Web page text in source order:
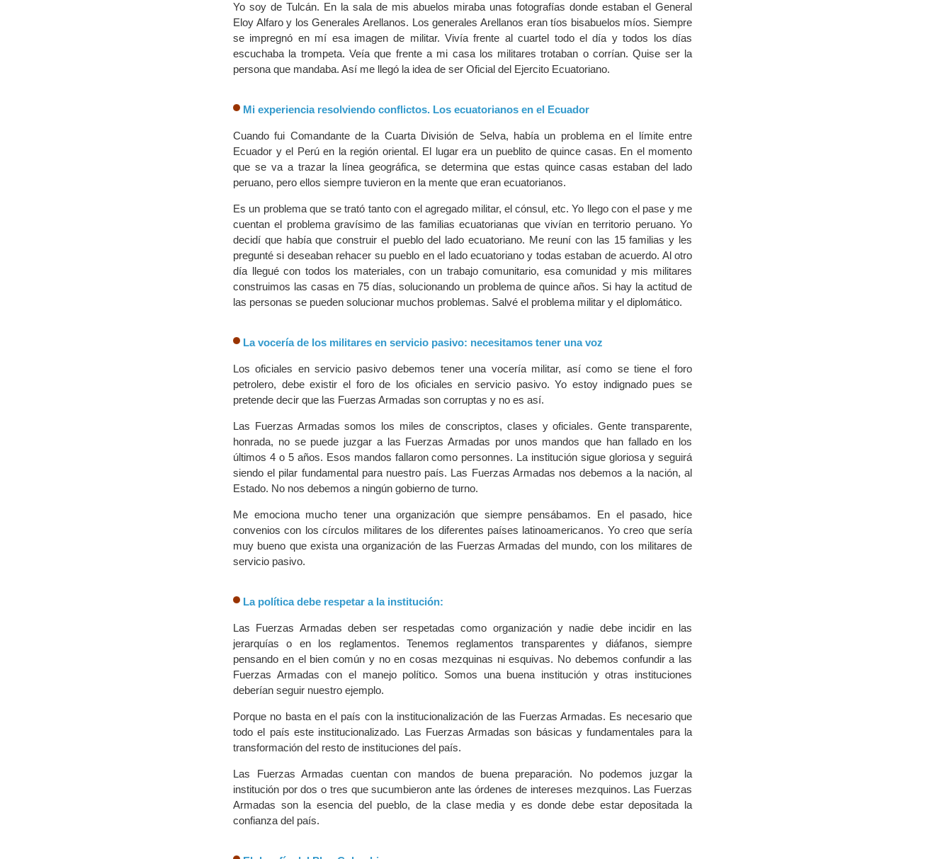
Yo soy de Tulcán. En la sala de mis abuelos miraba unas fotografías donde estaban el General
Eloy Alfaro y los Generales Arellanos. Los generales Arellanos eran tíos bisabuelos míos. Siempre
se impregnó en mí esa imagen de militar. Vivía frente al cuartel todo el día y todos los días
escuchaba la trompeta. Veía que frente a mi casa los militares trotaban o corrían. Quise ser la
persona que mandaba. Así me llegó la idea de ser Oficial del Ejercito Ecuatoriano.
Mi experiencia resolviendo conflictos. Los ecuatorianos en el Ecuador
Cuando fui Comandante de la Cuarta División de Selva, había un problema en el límite entre
Ecuador y el Perú en la región oriental. El lugar era un pueblito de quince casas. En el momento
que se va a trazar la línea geográfica, se determina que estas quince casas estaban del lado
peruano, pero ellos siempre tuvieron en la mente que eran ecuatorianos.
Es un problema que se trató tanto con el agregado militar, el cónsul, etc. Yo llego con el pase y me
cuentan el problema gravísimo de las familias ecuatorianas que vivían en territorio peruano. Yo
decidí que había que construir el pueblo del lado ecuatoriano. Me reuní con las 15 familias y les
pregunté si deseaban rehacer su pueblo en el lado ecuatoriano y todas estaban de acuerdo. Al otro
día llegué con todos los materiales, con un trabajo comunitario, esa comunidad y mis militares
construimos las casas en 75 días, solucionando un problema de quince años. Si hay la actitud de
las personas se pueden solucionar muchos problemas. Salvé el problema militar y el diplomático.
La vocería de los militares en servicio pasivo: necesitamos tener una voz
Los oficiales en servicio pasivo debemos tener una vocería militar, así como se tiene el foro
petrolero, debe existir el foro de los oficiales en servicio pasivo. Yo estoy indignado pues se
pretende decir que las Fuerzas Armadas son corruptas y no es así.
Las Fuerzas Armadas somos los miles de conscriptos, clases y oficiales. Gente transparente,
honrada, no se puede juzgar a las Fuerzas Armadas por unos mandos que han fallado en los
últimos 4 o 5 años. Esos mandos fallaron como personnes. La institución sigue gloriosa y seguirá
siendo el pilar fundamental para nuestro país. Las Fuerzas Armadas nos debemos a la nación, al
Estado. No nos debemos a ningún gobierno de turno.
Me emociona mucho tener una organización que siempre pensábamos. En el pasado, hice
convenios con los círculos militares de los diferentes países latinoamericanos. Yo creo que sería
muy bueno que exista una organización de las Fuerzas Armadas del mundo, con los militares de
servicio pasivo.
La política debe respetar a la institución:
Las Fuerzas Armadas deben ser respetadas como organización y nadie debe incidir en las
jerarquías o en los reglamentos. Tenemos reglamentos transparentes y diáfanos, siempre
pensando en el bien común y no en cosas mezquinas ni esquivas. No debemos confundir a las
Fuerzas Armadas con el manejo político. Somos una buena institución y otras instituciones
deberían seguir nuestro ejemplo.
Porque no basta en el país con la institucionalización de las Fuerzas Armadas. Es necesario que
todo el país este institucionalizado. Las Fuerzas Armadas son básicas y fundamentales para la
transformación del resto de instituciones del país.
Las Fuerzas Armadas cuentan con mandos de buena preparación. No podemos juzgar la
institución por dos o tres que sucumbieron ante las órdenes de intereses mezquinos. Las Fuerzas
Armadas son la esencia del pueblo, de la clase media y es donde debe estar depositada la
confianza del país.